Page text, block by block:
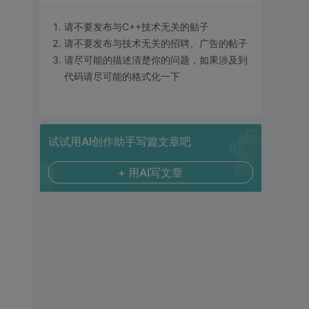
请不要发布与C++技术无关的贴子
请不要发布与技术无关的招聘、广告的帖子
请尽可能的描述清楚你的问题，如果涉及到
代码请尽可能的格式化一下
试试用AI创作助手写篇文章吧
+ 用AI写文章